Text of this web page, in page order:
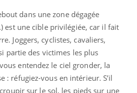
dans une zone dégagée
est une cible privilégiée, car il fait
Joggers, cyclistes, cavaliers,
partie des victimes les plus
entendez le ciel gronder, la
: réfugiez-vous en intérieur. S’il
sur le sol, les pieds sur une